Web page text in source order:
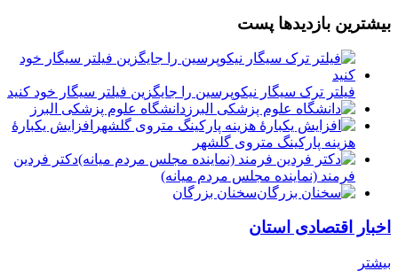
بیشترین بازدیدها پست
فیلتر ترک سیگار نیکوپرسین را جایگزین فیلتر سیگار خود کنید
دانشگاه علوم پزشکی البرز
افزایش یکبارۀ
هزینه پارکینگ متروی گلشهر
دكتر فردين
فرمند (نماينده مجلس مردم میانه)
سخنان بزرگان
اخبار اقتصادی استان
بیشتر